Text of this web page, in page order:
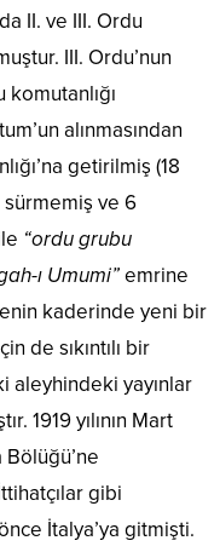
II. ve III. Ordu
III. Ordu’nun
komutanlığı
alınmasından
getirilmiş (18
sürmemiş ve 6
“ordu grubu
ı Umumi”emrine
kaderinde yeni bir
de sıkıntılı bir
aleyhindeki yayınlar
1919 yılının Mart
gibi
İtalya’ya gitmişti.